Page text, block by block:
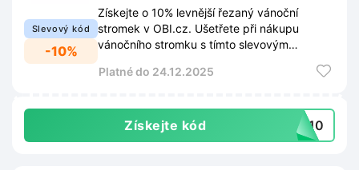
Slevový kód
-10%
Získejte o 10% levnější řezaný vánoční
stromek v OBI.cz. Ušetřete při nákupu
vánočního stromku s tímto slevovým
Platné do 24.12.2025
Získejte kód EK10